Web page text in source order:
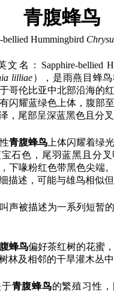
青腹蜂鸟
bellied Hummingbird
文名：Sapphire-bellied
lilliae），是雨燕目蜂
哥伦比亚中北部沿海的
闪耀蓝绿色上体，腹部
，尾部呈深蓝黑色且分叉
青腹蜂鸟上体闪耀着绿
石色，尾羽蓝黑且分
下喙粉红色带黑色尖端
描述，可能与雄鸟相似但
声被描述为一系列短暂
蜂鸟偏好茶红树的花蜜
林及相邻的干旱灌木丛中
于青腹蜂鸟的繁殖习性